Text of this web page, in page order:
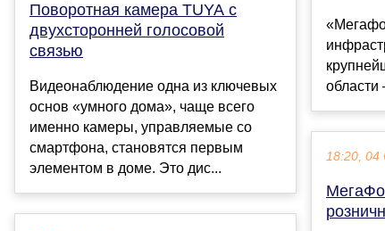
Поворотная камера TUYA с
двухсторонней голосовой
связью
Видеонаблюдение одна из ключевых
основ «умного дома», чаще всего
именно камеры, управляемые со
смартфона, становятся первым
элементом в доме. Это дис...
области
18:20,